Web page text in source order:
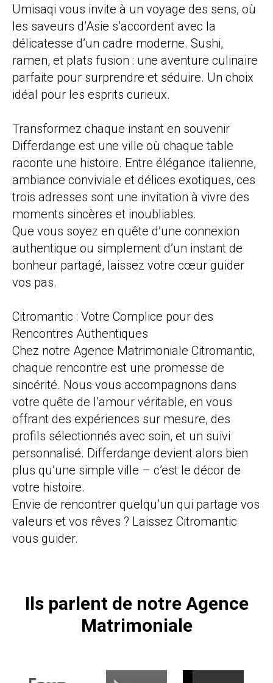
Umisaqi vous invite à un voyage des sens, où
les saveurs d’Asie s’accordent avec la
délicatesse d’un cadre moderne. Sushi,
ramen, et plats fusion : une aventure culinaire
parfaite pour surprendre et séduire. Un choix
idéal pour les esprits curieux.
Transformez chaque instant en souvenir
Differdange est une ville où chaque table
raconte une histoire. Entre élégance italienne,
ambiance conviviale et délices exotiques, ces
trois adresses sont une invitation à vivre des
moments sincères et inoubliables.
Que vous soyez en quête d’une connexion
authentique ou simplement d’un instant de
bonheur partagé, laissez votre cœur guider
vos pas.
Citromantic : Votre Complice pour des
Rencontres Authentiques
Chez notre Agence Matrimoniale Citromantic,
chaque rencontre est une promesse de
sincérité. Nous vous accompagnons dans
votre quête de l’amour véritable, en vous
offrant des expériences sur mesure, des
profils sélectionnés avec soin, et un suivi
personnalisé. Differdange devient alors bien
plus qu’une simple ville – c’est le décor de
votre histoire.
Envie de rencontrer quelqu’un qui partage vos
valeurs et vos rêves ? Laissez Citromantic
vous guider.
Ils parlent de notre Agence
Matrimoniale